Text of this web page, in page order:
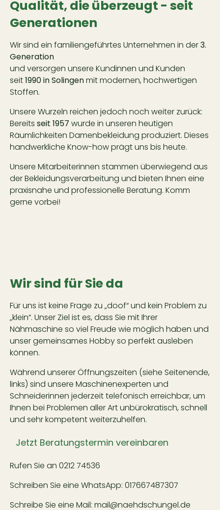
Qualität, die überzeugt - seit
Generationen
Wir sind ein familiengeführtes Unternehmen in der3.
Generation
und versorgen unsere Kundinnen und Kunden
seit1990 in Solingenmit modernen, hochwertigen
Stoffen.
Unsere Wurzeln reichen jedoch noch weiter zurück:
Bereits seit 1957 wurde in unseren heutigen
Räumlichkeiten Damenbekleidung produziert. Dieses
handwerkliche Know-how prägt uns bis heute.
Unsere Mitarbeiterinnen stammen überwiegend aus
der Bekleidungsverarbeitung und bieten Ihnen eine
praxisnahe und professionelle Beratung. Komm
gerne vorbei!
Wir sind für Sie da
Für uns ist keine Frage zu „doof“ und kein Problem zu
„klein“. Unser Ziel ist es, dass Sie mit Ihrer
Nähmaschine so viel Freude wie möglich haben und
unser gemeinsames Hobby so perfekt ausleben
können.
Während unserer Öffnungszeiten (siehe Seitenende,
links) sind unsere Maschinenexperten und
Schneiderinnen jederzeit telefonisch erreichbar, um
Ihnen bei Problemen aller Art unbürokratisch, schnell
und sehr kompetent weiterzuhelfen.
Jetzt Beratungstermin vereinbaren
Rufen Sie an 0212 74536
Schreiben Sie eine WhatsApp: 017667487307
Schreibe Sie eine Mail: mail@naehdschungel.de